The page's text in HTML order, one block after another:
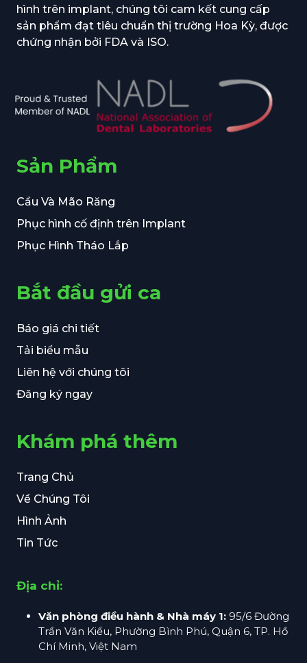
hình trên implant, chúng tôi cam kết cung cấp
sản phẩm đạt tiêu chuẩn thị trường Hoa Kỳ, được
chứng nhận bởi FDA và ISO.
Sản Phẩm
Cầu Và Mão Răng
Phục hình cố định trên Implant
Phục Hình Tháo Lắp
Bắt đầu gửi ca
Báo giá chi tiết
Tải biểu mẫu
Liên hệ với chúng tôi
Đăng ký ngay
Khám phá thêm
Trang Chủ
Về Chúng Tôi
Hình Ảnh
Tin Tức
Địa chỉ:
Văn phòng điều hành & Nhà máy 1: 95/6 Đường
Trần Văn Kiểu, Phường Bình Phú, Quận 6, TP. Hồ
Chí Minh, Việt Nam